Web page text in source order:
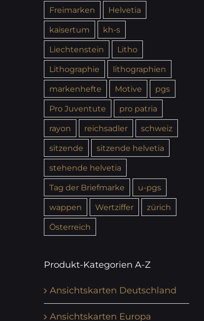
Freimarken
Helvetia
kaisertum
kh-s
Liechtenstein
Litho
Lithographie
lithographien
markenhefte
Motive
pgs
Pro Juventute
pro patria
rayon
reichsadler
schweiz
sitzende
sitzende helvetia
stehende helvetia
Tag der Briefmarke
u-pgs
wappen
Wertziffer
zürich
Österreich
Produkt-Kategorien A-Z
Ansichtskarten Deutschland
Ansichtskarten Europa